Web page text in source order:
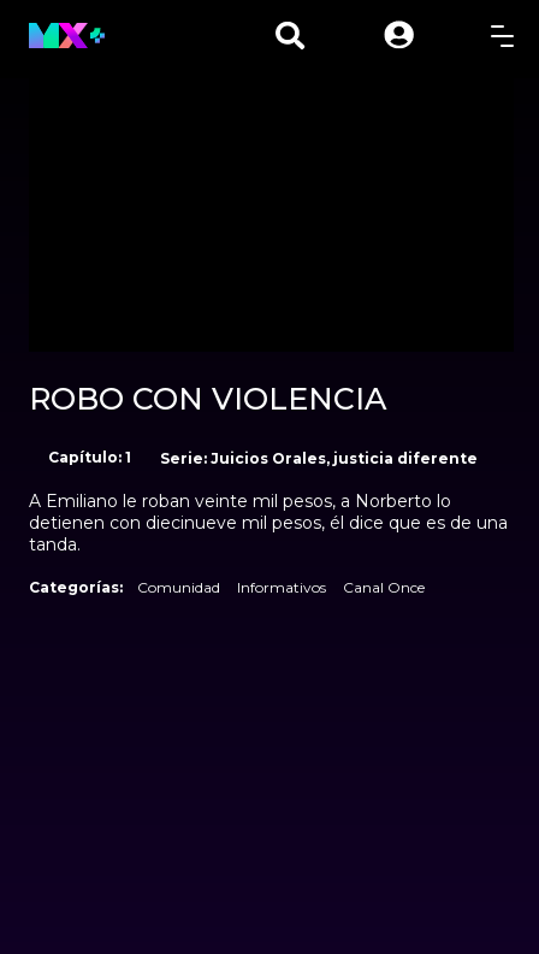
ROBO CON VIOLENCIA
Capítulo: 1 Serie: Juicios Orales, justicia diferente
A Emiliano le roban veinte mil pesos, a Norberto lo
detienen con diecinueve mil pesos, él dice que es de una
tanda.
Categorías: Comunidad Informativos Canal Once